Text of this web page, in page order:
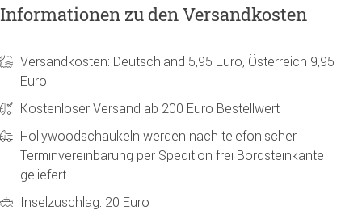
Informationen zu den Versandkosten
Versandkosten: Deutschland 5,95 Euro, Österreich 9,95
Euro
Kostenloser Versand ab 200 Euro Bestellwert
Hollywoodschaukeln werden nach telefonischer
Terminvereinbarung per Spedition frei Bordsteinkante
geliefert
Inselzuschlag: 20 Euro